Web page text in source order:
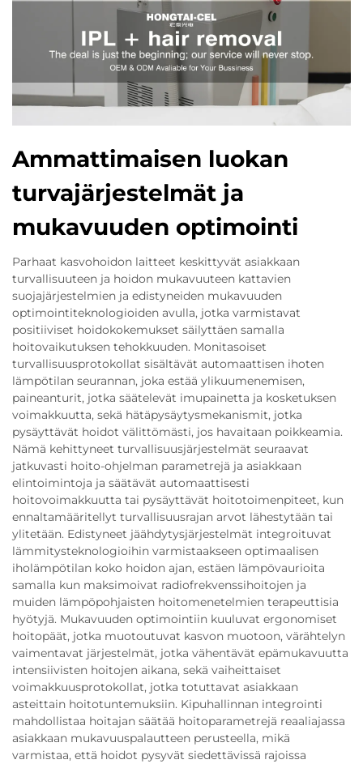
Ammattimaisen luokan
turvajärjestelmät ja
mukavuuden optimointi
Parhaat kasvohoidon laitteet keskittyvät asiakkaan
turvallisuuteen ja hoidon mukavuuteen kattavien
suojajärjestelmien ja edistyneiden mukavuuden
optimointiteknologioiden avulla, jotka varmistavat
positiiviset hoidokokemukset säilyttäen samalla
hoitovaikutuksen tehokkuuden. Monitasoiset
turvallisuusprotokollat sisältävät automaattisen ihoten
lämpötilan seurannan, joka estää ylikuumenemisen,
paineanturit, jotka säätelevät imupainetta ja kosketuksen
voimakkuutta, sekä hätäpysäytysmekanismit, jotka
pysäyttävät hoidot välittömästi, jos havaitaan poikkeamia.
Nämä kehittyneet turvallisuusjärjestelmät seuraavat
jatkuvasti hoito-ohjelman parametrejä ja asiakkaan
elintoimintoja ja säätävät automaattisesti
hoitovoimakkuutta tai pysäyttävät hoitotoimenpiteet, kun
ennaltamääritellyt turvallisuusrajan arvot lähestytään tai
ylitetään. Edistyneet jäähdytysjärjestelmät integroituvat
lämmitysteknologioihin varmistaakseen optimaalisen
iholämpötilan koko hoidon ajan, estäen lämpövaurioita
samalla kun maksimoivat radiofrekvenssihoitojen ja
muiden lämpöpohjaisten hoitomenetelmien terapeuttisia
hyötyjä. Mukavuuden optimointiin kuuluvat ergonomiset
hoitopäät, jotka muotoutuvat kasvon muotoon, värähtelyn
vaimentavat järjestelmät, jotka vähentävät epämukavuutta
intensiivisten hoitojen aikana, sekä vaiheittaiset
voimakkuusprotokollat, jotka totuttavat asiakkaan
asteittain hoitotuntemuksiin. Kipuhallinnan integrointi
mahdollistaa hoitajan säätää hoitoparametrejä reaaliajassa
asiakkaan mukavuuspalautteen perusteella, mikä
varmistaa, että hoidot pysyvät siedettävissä rajoissa